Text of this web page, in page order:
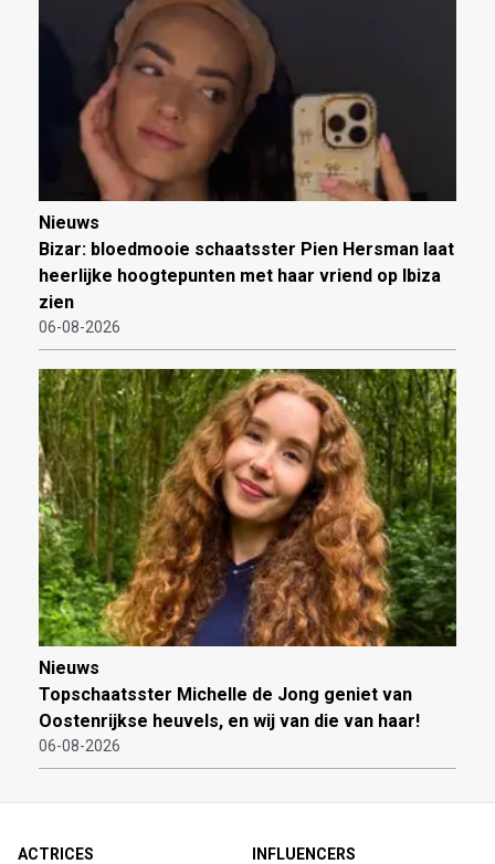
Nieuws
Bizar: bloedmooie schaatsster Pien Hersman laat
heerlijke hoogtepunten met haar vriend op Ibiza
zien
06-08-2026
Nieuws
Topschaatsster Michelle de Jong geniet van
Oostenrijkse heuvels, en wij van die van haar!
06-08-2026
ACTRICES
INFLUENCERS